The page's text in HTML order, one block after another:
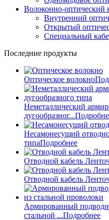
Волоконно-оптический
Внутренний
Открытый
Специальный
Последние продукты
Оптическое волокно
Неметаллический
дугообразног...
Несамонесущий
типаПодробнее
Отводной кабель
Отводной кабель
Армированный
стальной ...Подробнее